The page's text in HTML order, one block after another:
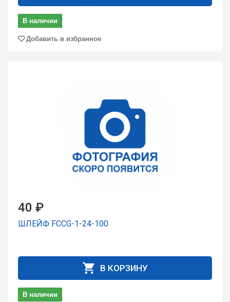
В наличии
Добавить в избранное
40 ₽
ШЛЕЙФ FCCG-1-24-100
В КОРЗИНУ
В наличии